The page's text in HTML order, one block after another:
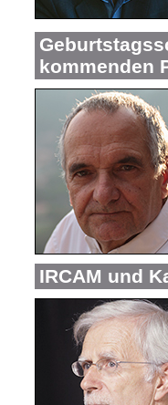
kommenden
IRCAM und